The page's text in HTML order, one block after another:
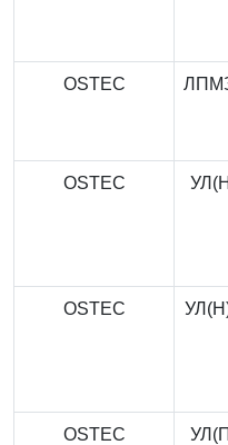
OSTEC
OSTEC
OSTEC
OSTEC